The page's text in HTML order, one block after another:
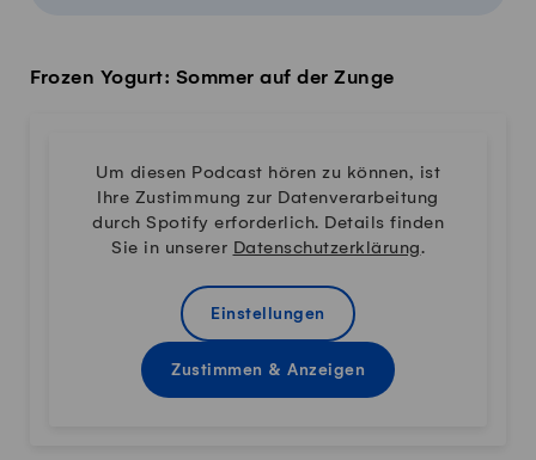
Frozen Yogurt: Sommer auf der Zunge
Um diesen Podcast hören zu können, ist
Ihre Zustimmung zur Datenverarbeitung
durch Spotify erforderlich. Details finden
Sie in unserer Datenschutzerklärung.
Einstellungen
Zustimmen & Anzeigen